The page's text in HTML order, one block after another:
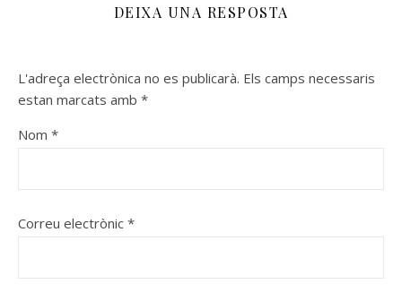
DEIXA UNA RESPOSTA
L'adreça electrònica no es publicarà. Els camps necessaris
estan marcats amb *
Nom *
Correu electrònic *